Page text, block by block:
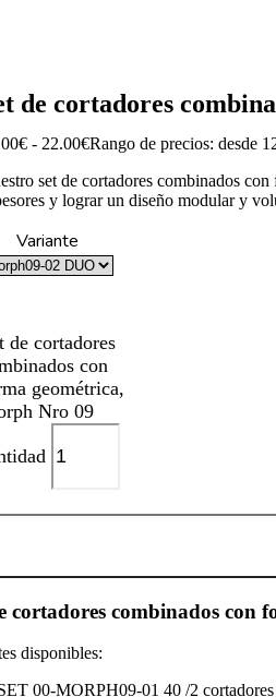
de cortadores
€ - 22.00€Rango de precios: desde
set de cortadores combinados
y lograr un diseño modular y
Variante
de cortadores
con
geométrica,
Nro 09
cortadores combinados con
disponibles:
00-MORPH09-01 40 /2